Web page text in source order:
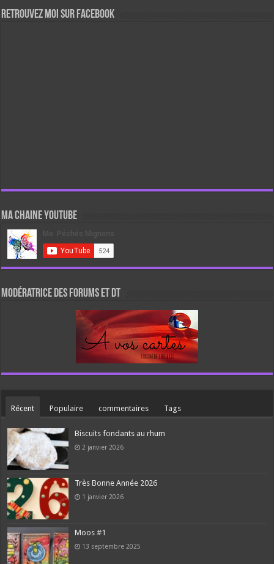
Retrouvez moi sur Facebook
Ma chaine Youtube
Modératrice des forums et DT
Récent Populaire commentaires Tags
Biscuits fondants au rhum
2 janvier 2026
Très Bonne Année 2026
1 janvier 2026
Moos #1
13 septembre 2025